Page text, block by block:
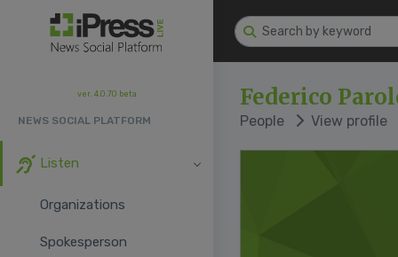
ver. 4.0.70 beta
NEWS SOCIAL PLATFORM
Listen
Organizations
Spokesperson
Federico
People View profile